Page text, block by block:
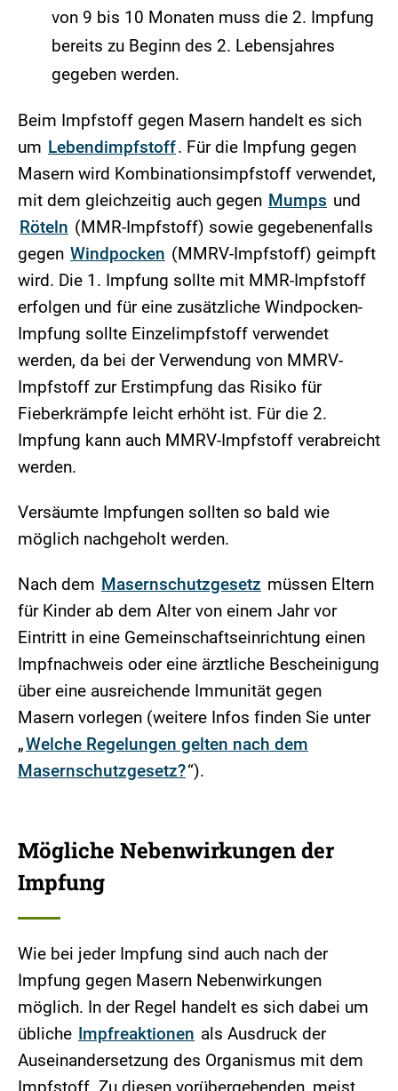
von 9 bis 10 Monaten muss die 2. Impfung
bereits zu Beginn des 2. Lebensjahres
gegeben werden.
Beim Impfstoff gegen Masern handelt es sich
um Lebendimpfstoff. Für die Impfung gegen
Masern wird Kombinationsimpfstoff verwendet,
mit dem gleichzeitig auch gegen Mumps und
Röteln (MMR-Impfstoff) sowie gegebenenfalls
gegen Windpocken (MMRV-Impfstoff) geimpft
wird. Die 1. Impfung sollte mit MMR-Impfstoff
erfolgen und für eine zusätzliche Windpocken-
Impfung sollte Einzelimpfstoff verwendet
werden, da bei der Verwendung von MMRV-
Impfstoff zur Erstimpfung das Risiko für
Fieberkrämpfe leicht erhöht ist. Für die 2.
Impfung kann auch MMRV-Impfstoff verabreicht
werden.
Versäumte Impfungen sollten so bald wie
möglich nachgeholt werden.
Nach dem Masernschutzgesetz müssen Eltern
für Kinder ab dem Alter von einem Jahr vor
Eintritt in eine Gemeinschaftseinrichtung einen
Impfnachweis oder eine ärztliche Bescheinigung
über eine ausreichende Immunität gegen
Masern vorlegen (weitere Infos finden Sie unter
„Welche Regelungen gelten nach dem
Masernschutzgesetz?“).
Mögliche Nebenwirkungen der
Impfung
Wie bei jeder Impfung sind auch nach der
Impfung gegen Masern Nebenwirkungen
möglich. In der Regel handelt es sich dabei um
übliche Impfreaktionen als Ausdruck der
Auseinandersetzung des Organismus mit dem